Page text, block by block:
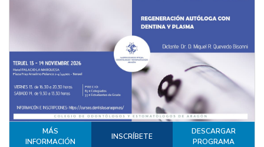
MÁS
INFORMACIÓN
INSCRÍBETE
DESCARGAR
PROGRAMA